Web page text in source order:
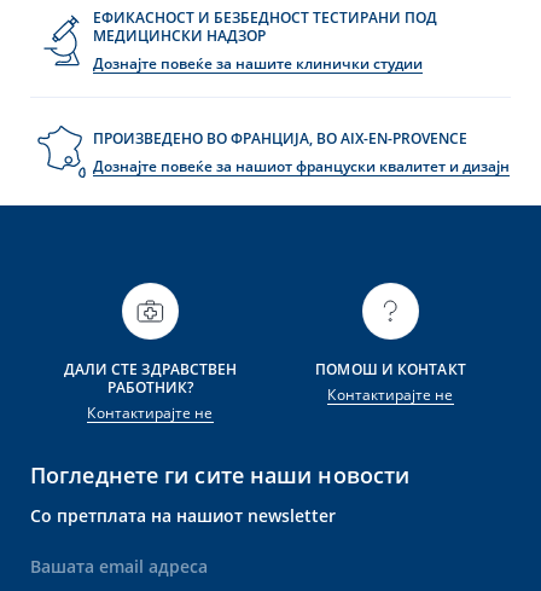
ЕФИКАСНОСТ И БЕЗБЕДНОСТ ТЕСТИРАНИ ПОД
МЕДИЦИНСКИ НАДЗОР
Дознајте повеќе за нашите клинички студии
ПРОИЗВЕДЕНО ВО ФРАНЦИЈА, ВО AIX-EN-PROVENCE
Дознајте повеќе за нашиот француски квалитет и дизајн
ДАЛИ СТЕ ЗДРАВСТВЕН
РАБОТНИК?
Контактирајте не
ПОМОШ И КОНТАКТ
Контактирајте не
Погледнете ги сите наши новости
Со претплата на нашиот newsletter